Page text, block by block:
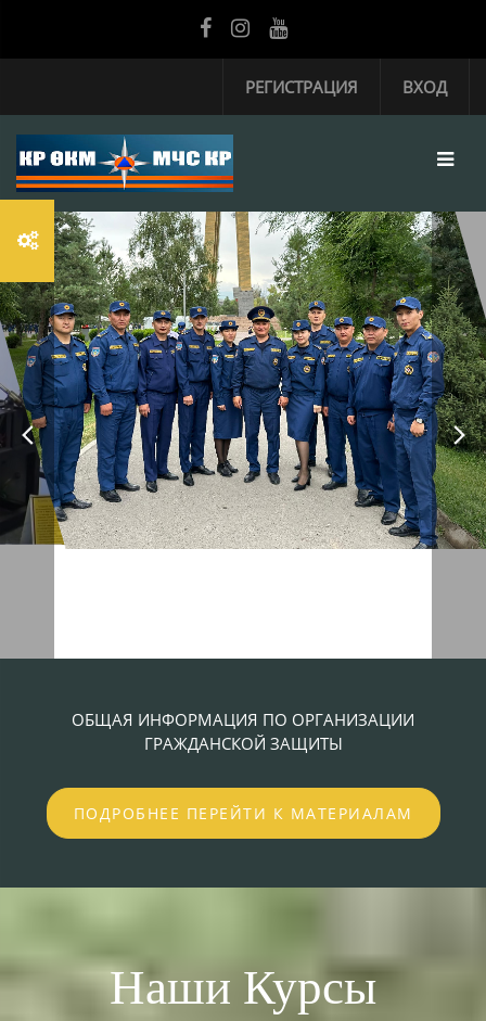
РЕГИСТРАЦИЯ ВХОД
РАЗРАБОТАНА
ДЛЯ ОНЛАЙН-
ОБУЧЕНИЯ
ОБЩАЯ ИНФОРМАЦИЯ ПО ОРГАНИЗАЦИИ
ГРАЖДАНСКОЙ ЗАЩИТЫ
ПОДРОБНЕЕ ПЕРЕЙТИ К МАТЕРИАЛАМ
Наши Курсы